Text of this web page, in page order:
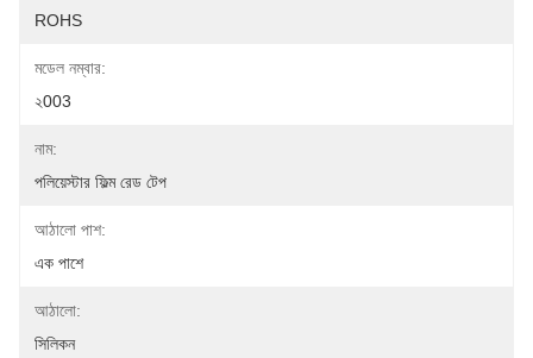
ROHS
মডেল নম্বার:
২003
নাম:
পলিয়েস্টার ফিল্ম রেড টেপ
আঠালো পাশ:
এক পাশে
আঠালো:
সিলিকন